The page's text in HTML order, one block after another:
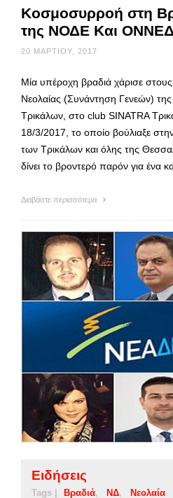
Κοσμοσυρροή στη
της ΝΟΔΕ Και
20 ΜΑΡΤΊΟΥ, 2017
Μία υπέροχη βραδιά χάρισε
Νεολαίας (Συνάντηση Γενεών)
Τρικάλων, στο club SINATRA
18/3/2017, το οποίο βούλιαξε
των Τρικάλων και όλης της
δίνει το βροντερό παρόν για ένα
Διαβάστε περισσότερα
Ειδήσεις
Tags | Βραδιά ΝΔ Νεολαία